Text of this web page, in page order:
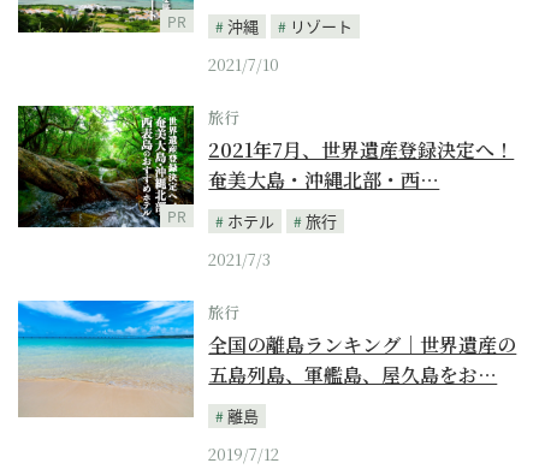
PR 沖縄
リゾート
2021/7/10
PR
旅行
2021年7月、世界遺産登録決定へ！
奄美大島・沖縄北部・西…
ホテル
旅行
2021/7/3
旅行
全国の離島ランキング｜世界遺産の
五島列島、軍艦島、屋久島をお…
離島
2019/7/12